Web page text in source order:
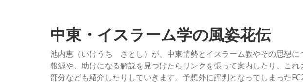
中東・イスラーム学の風姿花伝
池内恵（いけうち さとし）が、中東情勢とイスラーム教やその思想
報源や、助けになる解説を見つけたらリンクを張って案内したり、こ
部分なども紹介したりしていきます。予想外に評判となってしまった